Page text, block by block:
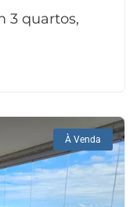
3 quartos,
À Venda